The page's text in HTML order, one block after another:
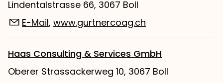
Lindentalstrasse 66, 3067 Boll
E-Mail, www.gurtnercoag.ch
Haas Consulting & Services GmbH
Oberer Strassackerweg 10, 3067 Boll